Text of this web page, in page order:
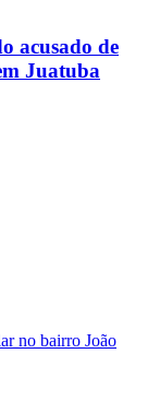
acusado de
Juatuba
no bairro João